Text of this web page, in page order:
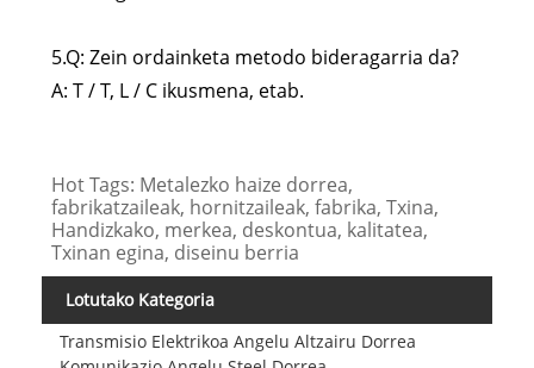
5.Q: Zein ordainketa metodo bideragarria da?
A: T / T, L / C ikusmena, etab.
Hot Tags: Metalezko haize dorrea,
fabrikatzaileak, hornitzaileak, fabrika, Txina,
Handizkako, merkea, deskontua, kalitatea,
Txinan egina, diseinu berria
Lotutako Kategoria
Transmisio Elektrikoa Angelu Altzairu Dorrea